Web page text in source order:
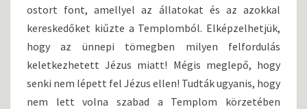
ostort font, amellyel az állatokat és az azokkal
kereskedőket kiűzte a Templomból. Elképzelhetjük,
hogy az ünnepi tömegben milyen felfordulás
keletkezhetett Jézus miatt! Mégis meglepő, hogy
senki nem lépett fel Jézus ellen! Tudták ugyanis, hogy
nem lett volna szabad a Templom körzetében